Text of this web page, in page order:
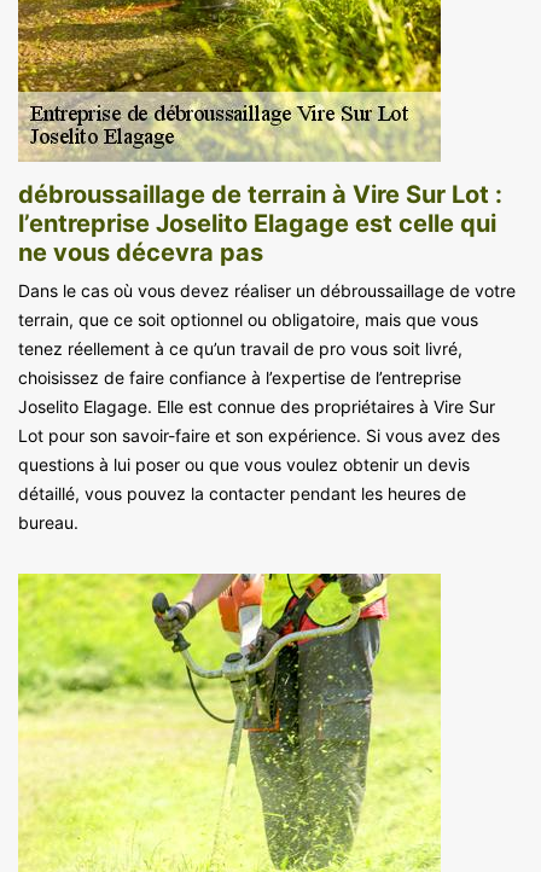
débroussaillage de terrain à Vire Sur Lot :
l’entreprise Joselito Elagage est celle qui
ne vous décevra pas
Dans le cas où vous devez réaliser un débroussaillage de votre
terrain, que ce soit optionnel ou obligatoire, mais que vous
tenez réellement à ce qu’un travail de pro vous soit livré,
choisissez de faire confiance à l’expertise de l’entreprise
Joselito Elagage. Elle est connue des propriétaires à Vire Sur
Lot pour son savoir-faire et son expérience. Si vous avez des
questions à lui poser ou que vous voulez obtenir un devis
détaillé, vous pouvez la contacter pendant les heures de
bureau.